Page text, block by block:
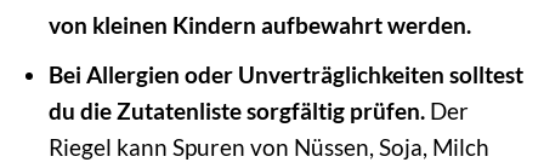
von kleinen Kindern aufbewahrt werden.
Bei Allergien oder Unverträglichkeiten solltest
du die Zutatenliste sorgfältig prüfen.Der
Riegel kann Spuren von Nüssen, Soja, Milch